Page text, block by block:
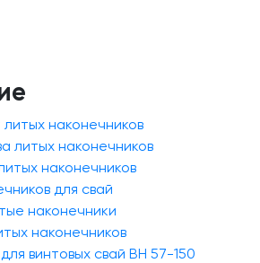
наконечников
литых наконечников
наконечников
для свай
наконечники
наконечников
винтовых свай ВН 57-150